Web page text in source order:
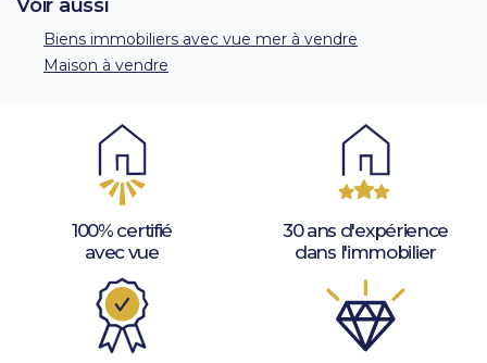
Voir aussi
Biens immobiliers avec vue mer à vendre
Maison à vendre
100% certifié
avec vue
30 ans d'expérience
dans l'immobilier